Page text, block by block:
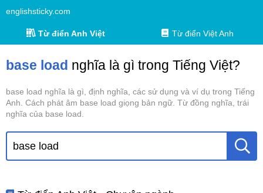
englishsticky.com
Từ điển Anh Việt Từ điển Việt Anh
base load nghĩa là gì trong Tiếng Việt?
base load nghĩa là gì, định nghĩa, các sử dụng và ví dụ trong Tiếng
Anh. Cách phát âm base load giọng bản ngữ. Từ đồng nghĩa, trái
nghĩa của base load.